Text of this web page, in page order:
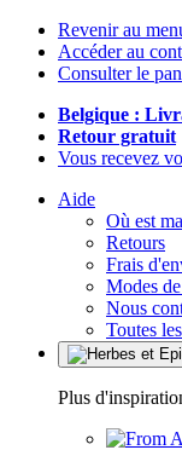
Revenir au
Accéder au
Consulter le
Belgique :
Retour gratuit
Vous recevez
Aide
Où est
Retours
Frais
Modes
Nous
Toutes
Plus